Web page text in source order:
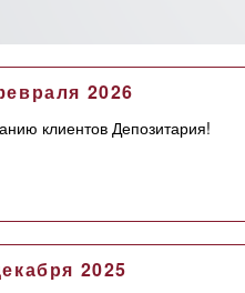
2026
клиентов Депозитария!
2025